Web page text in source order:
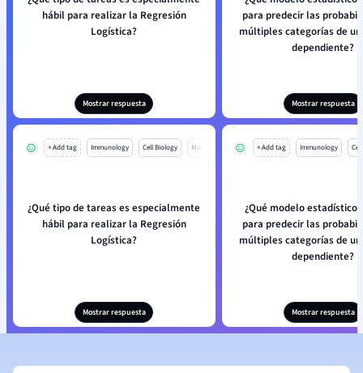
hábil para realizar la Regresión
Logística?
Mostrar respuesta
para predecir las
múltiples categorías de
dependiente?
Mostrar respuesta
+ Add tag Immunology Cell Biology Mo
¿Qué tipo de tareas es especialmente
hábil para realizar la Regresión
Logística?
Mostrar respuesta
+ Add tag Immunology
¿Qué modelo estadístico
para predecir las
múltiples categorías de
dependiente?
Mostrar respuesta